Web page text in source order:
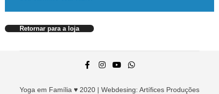
Retornar para a loja
Yoga em Família ♥ 2020 | Webdesing: Artífices Produções